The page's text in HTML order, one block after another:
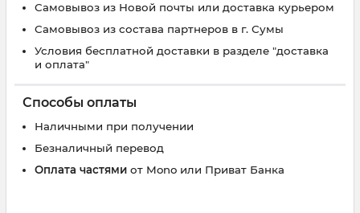
Самовывоз из Новой почты или доставка курьером
Самовывоз из состава партнеров в г. Сумы
Условия бесплатной доставки в разделе "доставка
и оплата"
Способы оплаты
Наличными при получении
Безналичный перевод
Оплата частями от Mono или Приват Банка